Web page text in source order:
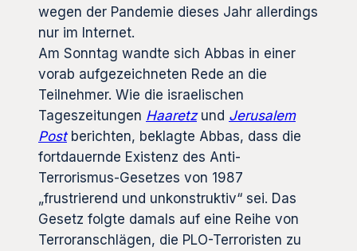
wegen der Pandemie dieses Jahr allerdings
nur im Internet.
Am Sonntag wandte sich Abbas in einer
vorab aufgezeichneten Rede an die
Teilnehmer. Wie die israelischen
Tageszeitungen Haaretzund Jerusalem
Postberichten, beklagte Abbas, dass die
fortdauernde Existenz des Anti-
Terrorismus-Gesetzes von 1987
„frustrierend und unkonstruktiv“ sei. Das
Gesetz folgte damals auf eine Reihe von
Terroranschlägen, die PLO-Terroristen zu